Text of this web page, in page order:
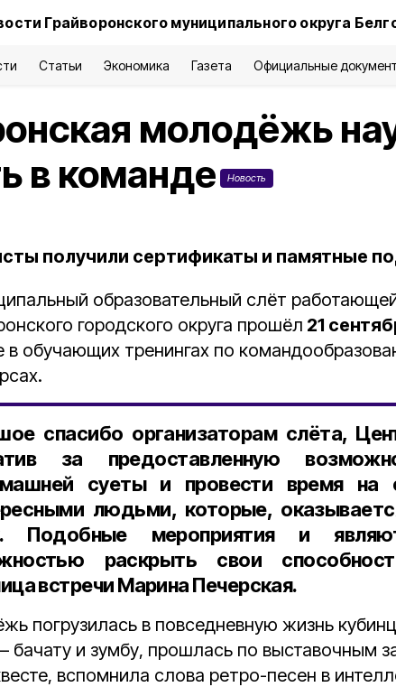
Грайворонского муниципального округа
Статьи Экономика Газета Официальные
молодёжь
в команде
Новость
получили сертификаты и памятные
образовательный слёт
городского округа прошёл 21
в обучающих тренингах по
спасибо организаторам слёта,
за предоставленную
суеты и провести время на
людьми, которые,
Подобные мероприятия и
раскрыть свои
встречиМарина Печерская.
погрузилась в повседневную жизнь
бачату и зумбу, прошлась по выставочным
вспомнила слова ретро-песен в